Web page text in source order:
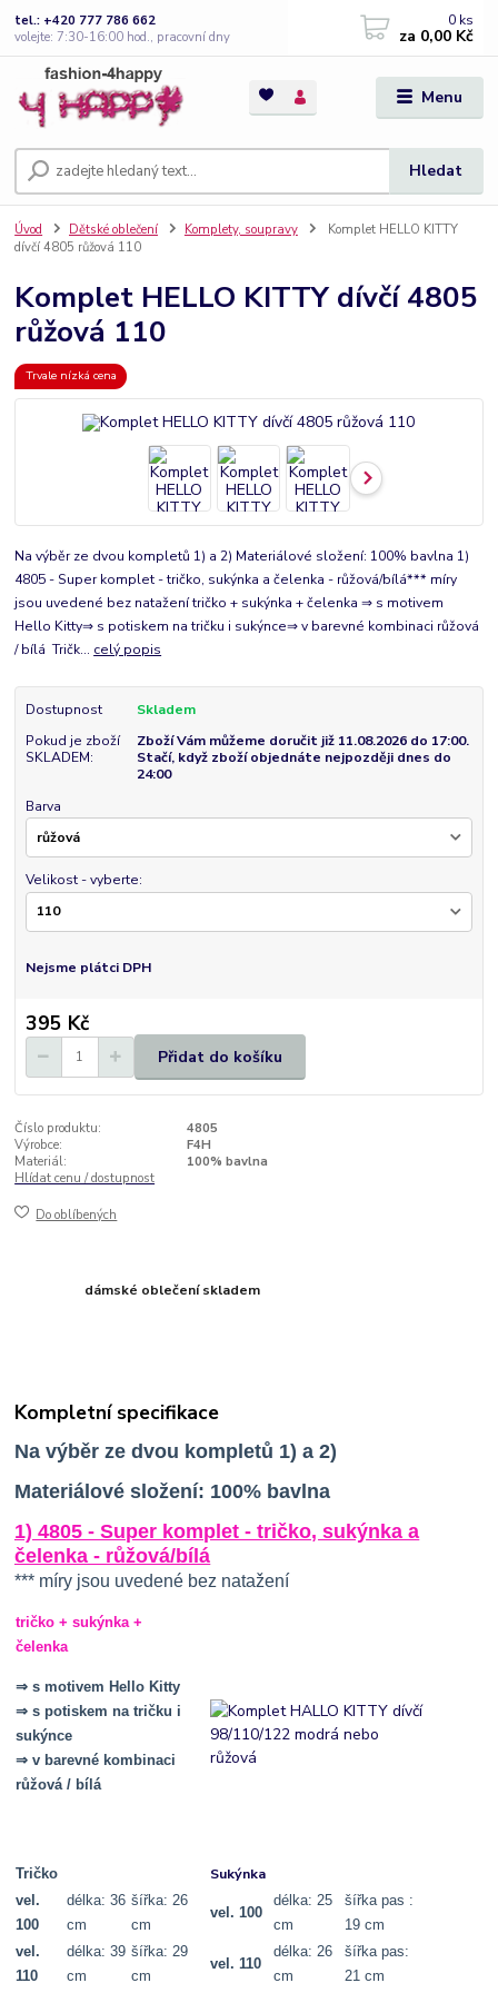
Menu
Hledat
tel.: +420 777 786 662
volejte: 7:30-16:00 hod., pracovní dny
0 ks
za 0,00 Kč
Úvod Dětské oblečení Komplety, soupravy
Komplet HELLO KITTY
dívčí 4805 růžová 110
Komplet HELLO KITTY dívčí 4805
růžová 110
Trvale nízká cena
Na výběr ze dvou kompletů 1) a 2) Materiálové složení: 100% bavlna 1)
4805 - Super komplet - tričko, sukýnka a čelenka - růžová/bílá*** míry
jsou uvedené bez natažení tričko + sukýnka + čelenka ⇒ s motivem
Hello Kitty⇒ s potiskem na tričku i sukýnce⇒ v barevné kombinaci růžová
/ bílá Tričk... celý popis
Dostupnost
Skladem
Pokud je zboží
SKLADEM:
Zboží Vám můžeme doručit již 11.08.2026 do 17:00.
Stačí, když zboží objednáte nejpozději dnes do
24:00
Barva
Velikost - vyberte:
Nejsme plátci DPH
395 Kč
Přidat do košíku
Číslo produktu:
4805
Výrobce:
F4H
Materiál:
100% bavlna
Hlídat cenu / dostupnost
Do oblíbených
dámské oblečení skladem
Kompletní specifikace
Na výběr ze dvou kompletů 1) a 2)
Materiálové složení: 100% bavlna
1) 4805 - Super komplet - tričko, sukýnka a
čelenka - růžová/bílá
*** míry jsou uvedené bez natažení
tričko + sukýnka +
čelenka
⇒ s motivem Hello Kitty
⇒s potiskem na tričku i
sukýnce
⇒ v barevné kombinaci
růžová / bílá
Tričko Sukýnka
vel.
100
délka: 36
cm
šířka: 26
cm
vel. 100
délka: 25
cm
šířka pas :
19 cm
vel.
110
délka: 39
cm
šířka: 29
cm
vel. 110
délka: 26
cm
šířka pas:
21 cm